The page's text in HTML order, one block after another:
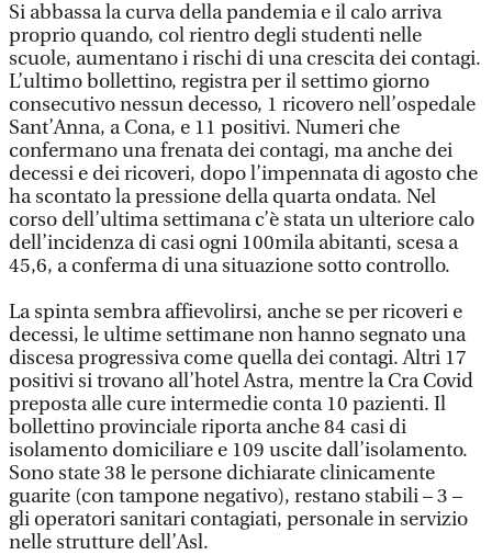
Si abbassa la curva della pandemia e il calo arriva
proprio quando, col rientro degli studenti nelle
scuole, aumentano i rischi di una crescita dei contagi.
L’ultimo bollettino, registra per il settimo giorno
consecutivo nessun decesso, 1 ricovero nell’ospedale
Sant’Anna, a Cona, e 11 positivi. Numeri che
confermano una frenata dei contagi, ma anche dei
decessi e dei ricoveri, dopo l’impennata di agosto che
ha scontato la pressione della quarta ondata. Nel
corso dell’ultima settimana c’è stata un ulteriore calo
dell’incidenza di casi ogni 100mila abitanti, scesa a
45,6, a conferma di una situazione sotto controllo.
La spinta sembra affievolirsi, anche se per ricoveri e
decessi, le ultime settimane non hanno segnato una
discesa progressiva come quella dei contagi. Altri 17
positivi si trovano all’hotel Astra, mentre la Cra Covid
preposta alle cure intermedie conta 10 pazienti. Il
bollettino provinciale riporta anche 84 casi di
isolamento domiciliare e 109 uscite dall’isolamento.
Sono state 38 le persone dichiarate clinicamente
guarite (con tampone negativo), restano stabili – 3 –
gli operatori sanitari contagiati, personale in servizio
nelle strutture dell’Asl.